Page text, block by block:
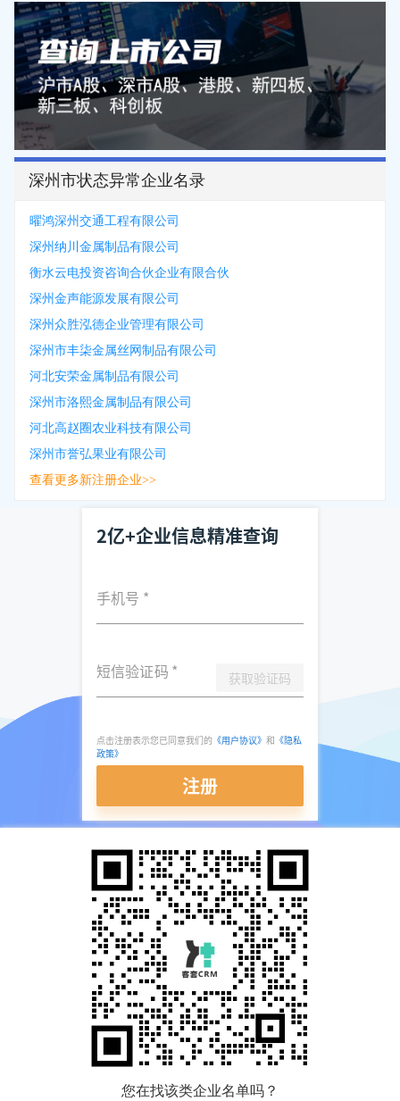
深州市状态异常企业名录
曜鸿深州交通工程有限公司
深州纳川金属制品有限公司
衡水云电投资咨询合伙企业有限合伙
深州金声能源发展有限公司
深州众胜泓德企业管理有限公司
深州市丰柒金属丝网制品有限公司
河北安荣金属制品有限公司
深州市洛熙金属制品有限公司
河北高赵圈农业科技有限公司
深州市誉弘果业有限公司
查看更多新注册企业>>
2亿+企业信息精准查询
手机号 *
短信验证码 * 获取验证码
点击注册表示您已同意我们的 《用户协议》 和 《隐私
政策》
注册
您在找该类企业名单吗？